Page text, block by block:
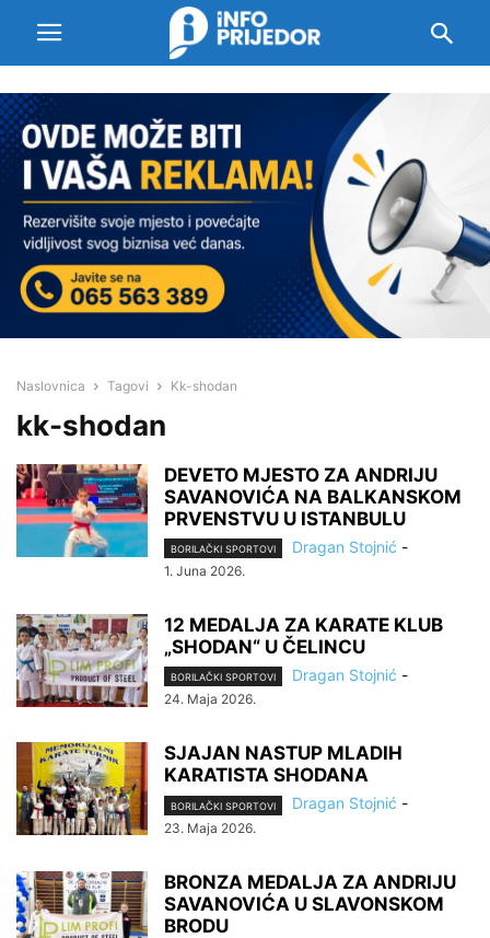
Naslovnica Tagovi Kk-shodan
kk-shodan
DEVETO MJESTO ZA ANDRIJU
SAVANOVIĆA NA BALKANSKOM
PRVENSTVU U ISTANBULU
BORILAČKI SPORTOVI Dragan Stojnić -
1. Juna 2026.
12 MEDALJA ZA KARATE KLUB
„SHODAN“ U ČELINCU
BORILAČKI SPORTOVI Dragan Stojnić -
24. Maja 2026.
SJAJAN NASTUP MLADIH
KARATISTA SHODANA
BORILAČKI SPORTOVI Dragan Stojnić -
23. Maja 2026.
BRONZA MEDALJA ZA ANDRIJU
SAVANOVIĆA U SLAVONSKOM
BRODU